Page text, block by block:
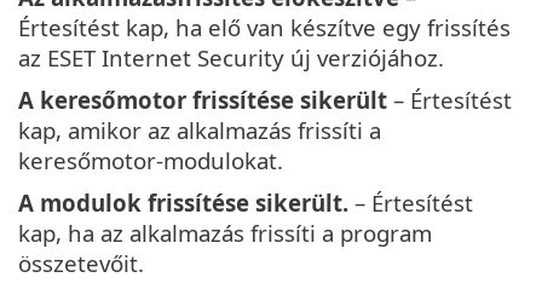
Értesítést kap, ha elő van készítve egy frissítés
az ESET Internet Security új verziójához.
A keresőmotor frissítése sikerült – Értesítést
kap, amikor az alkalmazás frissíti a
keresőmotor-modulokat.
A modulok frissítése sikerült. – Értesítést
kap, ha az alkalmazás frissíti a program
összetevőit.